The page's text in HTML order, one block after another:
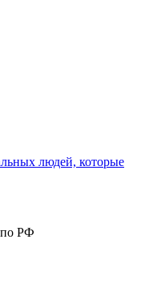
людей, которые
по РФ